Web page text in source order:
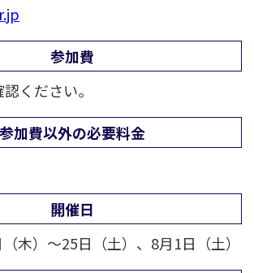
参加費
ください。
参加費以外の必要料金
開催日
木）～25日（土）、8月1日（土）